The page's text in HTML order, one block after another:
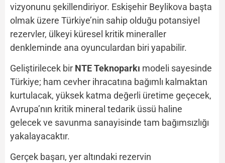
vizyonunu şekillendiriyor. Eskişehir Beylikova başta
olmak üzere Türkiye’nin sahip olduğu potansiyel
rezervler, ülkeyi küresel kritik mineraller
denkleminde ana oyunculardan biri yapabilir.
Geliştirilecek bir NTE Teknoparkı modeli sayesinde
Türkiye; ham cevher ihracatına bağımlı kalmaktan
kurtulacak, yüksek katma değerli üretime geçecek,
Avrupa’nın kritik mineral tedarik üssü haline
gelecek ve savunma sanayisinde tam bağımsızlığı
yakalayacaktır.
Gerçek başarı, yer altındaki rezervin